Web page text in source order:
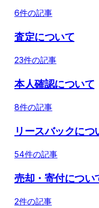
6件の記事
査定について
23件の記事
本人確認について
8件の記事
リースバックにつ
54件の記事
売却・寄付につい
2件の記事